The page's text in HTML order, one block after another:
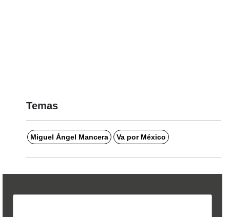
Temas
Miguel Ángel Mancera Va por México